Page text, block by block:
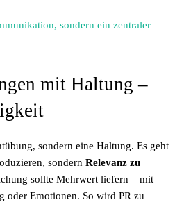
sondern ein zentraler
mit Haltung –
sondern eine Haltung. Es geht
sondern Relevanz zu
sollte Mehrwert liefern – mit
oder Emotionen. So wird PR zu